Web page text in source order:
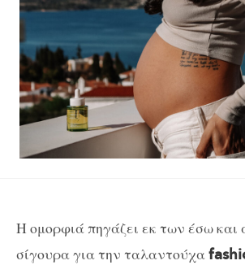
Η ομορφιά πηγάζει εκ των έσω και
σίγουρα για την ταλαντούχα